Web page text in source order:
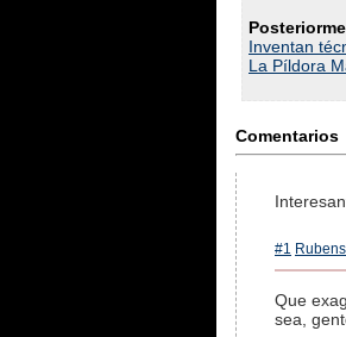
Inventan
La Píldora
Comentarios
#1
Que
sea,